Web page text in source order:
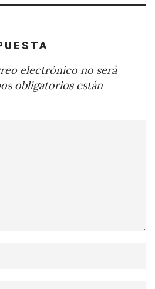
electrónico no será
obligatorios están